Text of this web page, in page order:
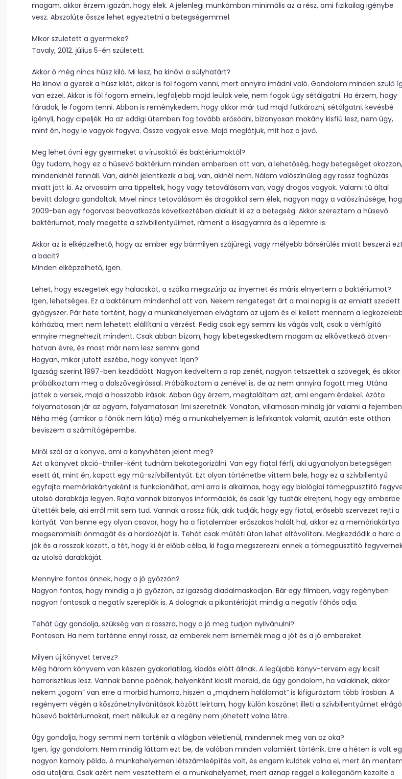
magam, akkor érzem igazán, hogy élek. A jelenlegi munkámban minimális az a rész, ami fizikailag igénybe
vesz. Abszolúte össze lehet egyeztetni a betegségemmel.
Mikor született a gyermeke?
Tavaly, 2012. július 5-én született.
Akkor ő még nincs húsz kiló. Mi lesz, ha kinövi a súlyhatárt?
Ha kinövi a gyerek a húsz kilót, akkor is föl fogom venni, mert annyira imádni való. Gondolom minden szülő
van ezzel. Akkor is föl fogom emelni, legföljebb majd leülök vele, nem fogok úgy sétálgatni. Ha érzem, hogy
fáradok, le fogom tenni. Abban is reménykedem, hogy akkor már tud majd futkározni, sétálgatni, kevésbé
igényli, hogy cipeljék. Ha az eddigi ütemben fog tovább erősödni, bizonyosan mokány kisfiú lesz, nem úgy,
mint én, hogy le vagyok fogyva. Össze vagyok esve. Majd meglátjuk, mit hoz a jövő.
Meg lehet óvni egy gyermeket a vírusoktól és baktériumoktól?
Úgy tudom, hogy ez a húsevő baktérium minden emberben ott van, a lehetőség, hogy betegséget okozzon,
mindenkinél fennáll. Van, akinél jelentkezik a baj, van, akinél nem. Nálam valószínűleg egy rossz foghúzás
miatt jött ki. Az orvosaim arra tippeltek, hogy vagy tetoválásom van, vagy drogos vagyok. Valami tű által
bevitt dologra gondoltak. Mivel nincs tetoválásom és drogokkal sem élek, nagyon nagy a valószínűsége,
2009-ben egy fogorvosi beavatkozás következtében alakult ki ez a betegség. Akkor szereztem a húsevő
baktériumot, mely megette a szívbillentyűimet, ráment a kisagyamra és a lépemre is.
Akkor az is elképzelhető, hogy az ember egy bármilyen szájüregi, vagy mélyebb bőrsérülés miatt beszerzi ezt
a bacit?
Minden elképzelhető, igen.
Lehet, hogy eszegetek egy halacskát, a szálka megszúrja az ínyemet és máris elnyertem a baktériumot?
Igen, lehetséges. Ez a baktérium mindenhol ott van. Nekem rengeteget árt a mai napig is az emiatt szedett
gyógyszer. Pár hete történt, hogy a munkahelyemen elvágtam az ujjam és el kellett mennem a
kórházba, mert nem lehetett elállítani a vérzést. Pedig csak egy semmi kis vágás volt, csak a vérhígító
ennyire megnehezít mindent. Csak abban bízom, hogy kibetegeskedtem magam az elkövetkező ötven-
hatvan évre, és most már nem lesz semmi gond.
Hogyan, mikor jutott eszébe, hogy könyvet írjon?
Igazság szerint 1997-ben kezdődött. Nagyon kedveltem a rap zenét, nagyon tetszettek a szövegek, és akkor
próbálkoztam meg a dalszövegírással. Próbálkoztam a zenével is, de az nem annyira fogott meg. Utána
jöttek a versek, majd a hosszabb írások. Abban úgy érzem, megtaláltam azt, ami engem érdekel. Azóta
folyamatosan jár az agyam, folyamatosan írni szeretnék. Vonaton, villamoson mindig jár valami a
Néha még (amikor a főnök nem látja) még a munkahelyemen is lefirkantok valamit, azután este otthon
beviszem a számítógépembe.
Miről szól az a könyve, ami a könyvhéten jelent meg?
Azt a könyvet akció-thriller-ként tudnám bekategorizálni. Van egy fiatal férfi, aki ugyanolyan betegségen
esett át, mint én, kapott egy mű-szívbillentyűt. Ezt olyan történetbe vittem bele, hogy ez a szívbillentyű
egyfajta memóriakártyaként is funkcionálhat, ami arra is alkalmas, hogy egy biológiai tömegpusztító
utolsó darabkája legyen. Rajta vannak bizonyos információk, és csak így tudták elrejteni, hogy egy emberbe
ültették bele, aki erről mit sem tud. Vannak a rossz fiúk, akik tudják, hogy egy fiatal, erősebb szervezet rejti a
kártyát. Van benne egy olyan csavar, hogy ha a fiatalember erőszakos halált hal, akkor ez a memóriakártya
megsemmisíti önmagát és a hordozóját is. Tehát csak műtéti úton lehet eltávolítani. Megkezdődik a harc a
jók és a rosszak között, a tét, hogy ki ér előbb célba, ki fogja megszerezni ennek a tömegpusztító
az utolsó darabkáját.
Mennyire fontos önnek, hogy a jó győzzön?
Nagyon fontos, hogy mindig a jó győzzön, az igazság diadalmaskodjon. Bár egy filmben, vagy regényben
nagyon fontosak a negatív szereplők is. A dolognak a pikantériáját mindig a negatív főhős adja.
Tehát úgy gondolja, szükség van a rosszra, hogy a jó meg tudjon nyilvánulni?
Pontosan. Ha nem történne ennyi rossz, az emberek nem ismernék meg a jót és a jó embereket.
Milyen új könyvet tervez?
Még három könyvem van készen gyakorlatilag, kiadás előtt állnak. A legújabb könyv-tervem egy kicsit
horrorisztikus lesz. Vannak benne poénok, helyenként kicsit morbid, de úgy gondolom, ha valakinek, akkor
nekem „jogom” van erre a morbid humorra, hiszen a „majdnem halálomat” is kifiguráztam több írásban. A
regényem végén a köszönetnyilvánítások között leírtam, hogy külön köszönet illeti a szívbillentyűmet elrágó
húsevő baktériumokat, mert nélkülük ez a regény nem jöhetett volna létre.
Úgy gondolja, hogy semmi nem történik a világban véletlenül, mindennek meg van az oka?
Igen, így gondolom. Nem mindig láttam ezt be, de valóban minden valamiért történik. Erre a héten is volt
nagyon komoly példa. A munkahelyemen létszámleépítés volt, és engem küldtek volna el, mert én mentem
oda utoljára. Csak azért nem vesztettem el a munkahelyemet, mert aznap reggel a kolleganőm közölte a